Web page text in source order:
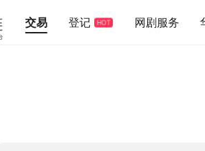
交易 登记 HOT 网剧服务